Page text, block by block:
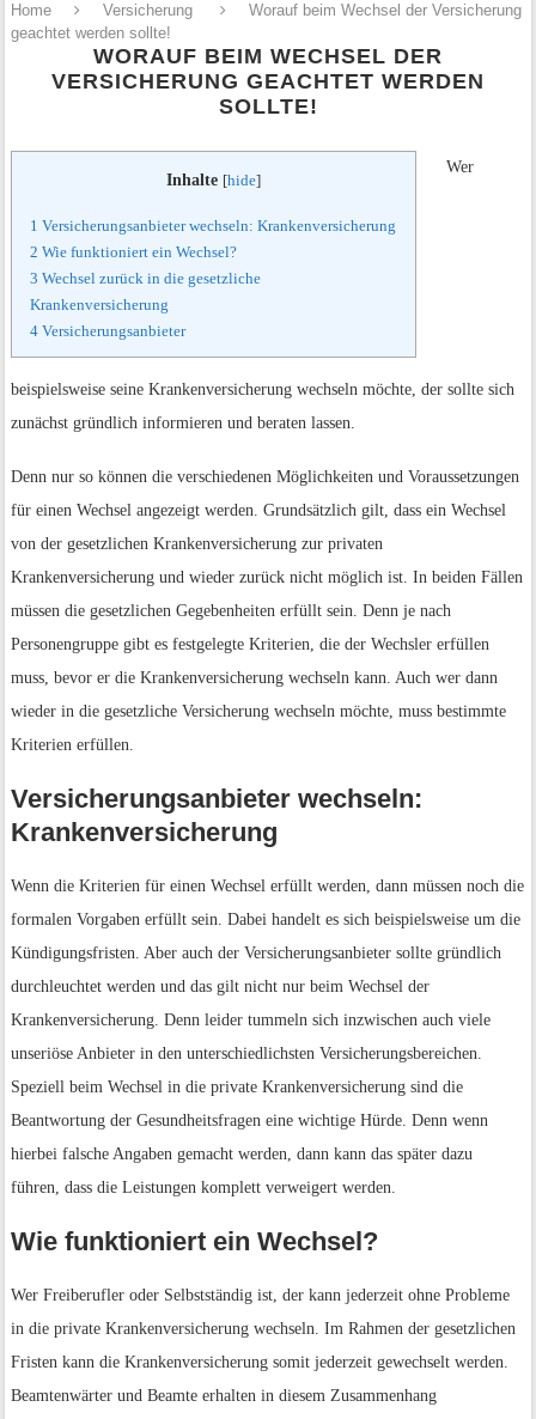
Home Versicherung
Worauf beim Wechsel der Versicherung
geachtet werden sollte!
WORAUF BEIM WECHSEL DER
VERSICHERUNG GEACHTET WERDEN
SOLLTE!
Inhalte [hide]
1 Versicherungsanbieter wechseln: Krankenversicherung
2 Wie funktioniert ein Wechsel?
3 Wechsel zurück in die gesetzliche
Krankenversicherung
4Versicherungsanbieter
Wer
beispielsweise seine Krankenversicherung wechseln möchte, der sollte sich
zunächst gründlich informieren und beraten lassen.
Denn nur so können die verschiedenen Möglichkeiten und Voraussetzungen
für einen Wechsel angezeigt werden. Grundsätzlich gilt, dass ein Wechsel
von der gesetzlichen Krankenversicherung zur privaten
Krankenversicherung und wieder zurück nicht möglich ist. In beiden Fällen
müssen die gesetzlichen Gegebenheiten erfüllt sein. Denn je nach
Personengruppe gibt es festgelegte Kriterien, die der Wechsler erfüllen
muss, bevor er die Krankenversicherung wechseln kann. Auch wer dann
wieder in die gesetzliche Versicherung wechseln möchte, muss bestimmte
Kriterien erfüllen.
Versicherungsanbieter wechseln:
Krankenversicherung
Wenn die Kriterien für einen Wechsel erfüllt werden, dann müssen noch die
formalen Vorgaben erfüllt sein. Dabei handelt es sich beispielsweise um die
Kündigungsfristen. Aber auch der Versicherungsanbieter sollte gründlich
durchleuchtet werden und das gilt nicht nur beim Wechsel der
Krankenversicherung. Denn leider tummeln sich inzwischen auch viele
unseriöse Anbieter in den unterschiedlichsten Versicherungsbereichen.
Speziell beim Wechsel in die private Krankenversicherung sind die
Beantwortung der Gesundheitsfragen eine wichtige Hürde. Denn wenn
hierbei falsche Angaben gemacht werden, dann kann das später dazu
führen, dass die Leistungen komplett verweigert werden.
Wie funktioniert ein Wechsel?
Wer Freiberufler oder Selbstständig ist, der kann jederzeit ohne Probleme
in die private Krankenversicherung wechseln. Im Rahmen der gesetzlichen
Fristen kann die Krankenversicherung somit jederzeit gewechselt werden.
Beamtenwärter und Beamte erhalten in diesem Zusammenhang